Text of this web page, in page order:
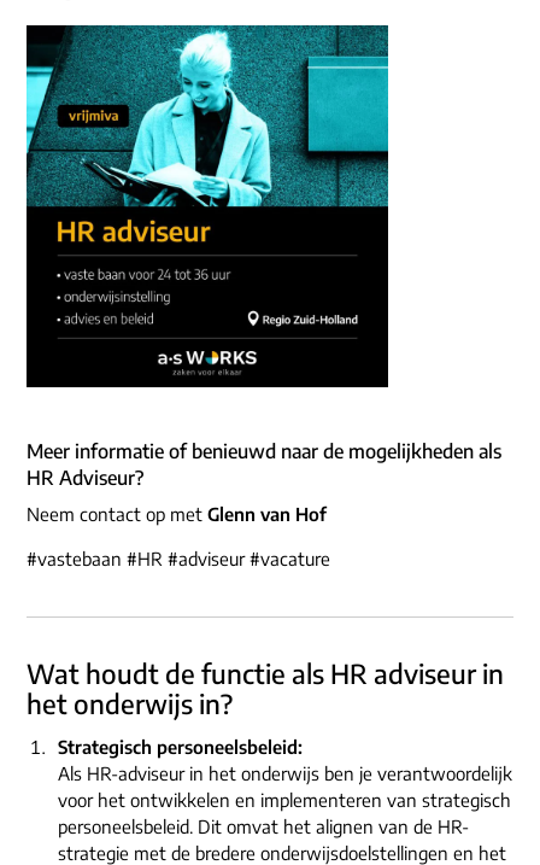
Meer informatie of benieuwd naar de mogelijkheden als
HR Adviseur?
Neem contact op met Glenn van Hof
#vastebaan #HR #adviseur #vacature
Wat houdt de functie als HR adviseur in
het onderwijs in?
Strategisch personeelsbeleid:
Als HR-adviseur in het onderwijs ben je verantwoordelijk
voor het ontwikkelen en implementeren van strategisch
personeelsbeleid. Dit omvat het alignen van de HR-
strategie met de bredere onderwijsdoelstellingen en het